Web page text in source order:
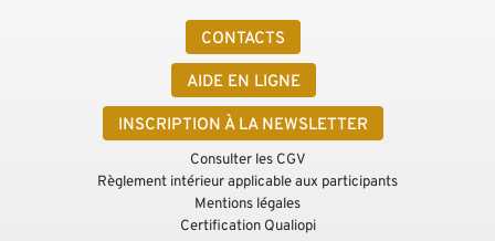
CONTACTS
AIDE EN LIGNE
INSCRIPTION À LA NEWSLETTER
Consulter les CGV
Règlement intérieur applicable aux participants
Mentions légales
Certification Qualiopi